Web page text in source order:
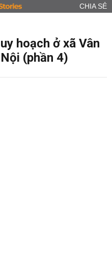
CHIA SẺ
hoạch ở xã Vân
(phần 4)